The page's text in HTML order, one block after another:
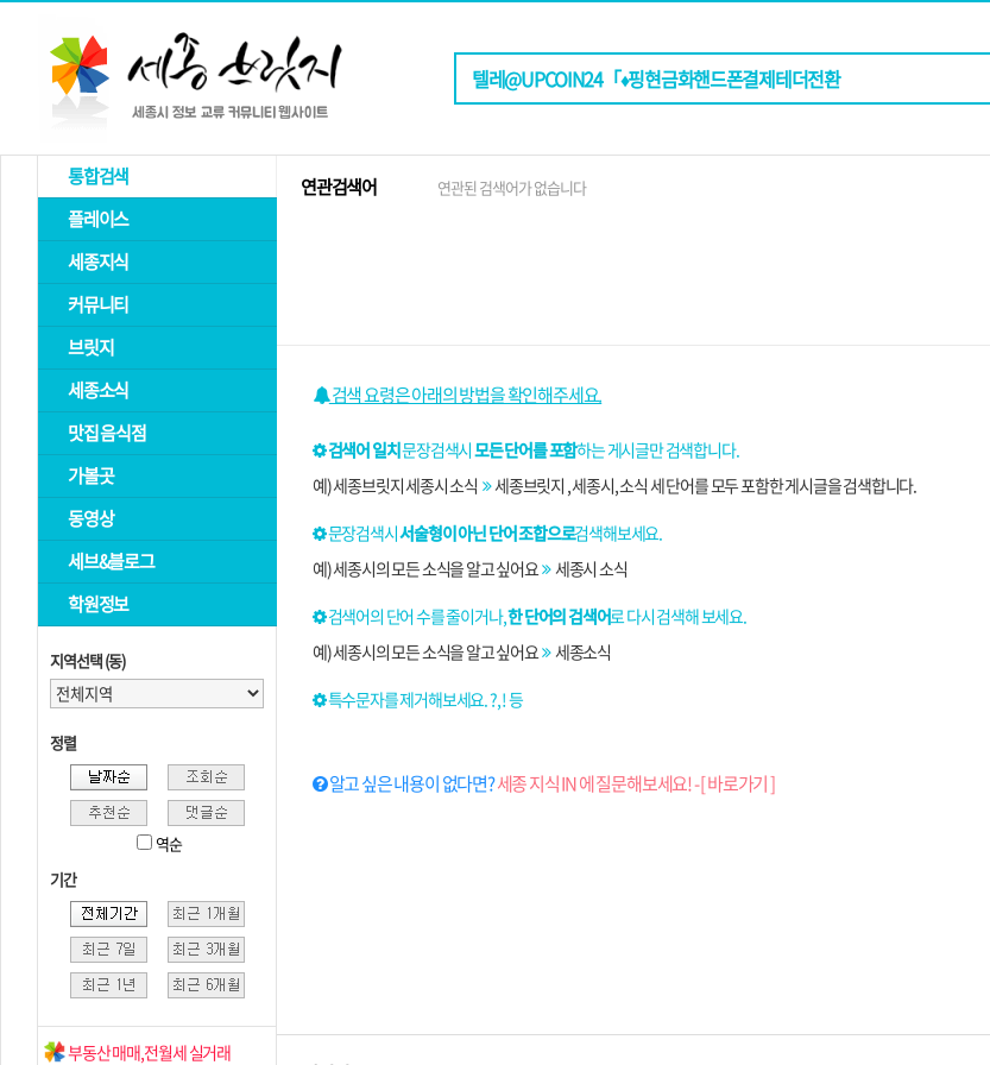
통합검색
플레이스
세종지식
커뮤니티
브릿지
세종소식
맛집 음식점
가볼곳
동영상
세브&블로그
학원정보
지역선택 (동)
정렬
역순
기간
부동산 매매,전월세 실거래
연관검색어 연관된 검색어가 없습니다
검색 요령은 아래의 방법을 확인해주세요.
검색어 일치문장검색시모든 단어를 포함하는 게시글만 검색합니다.
예) 세종브릿지 세종시 소식 세종브릿지 , 세종시, 소식 세 단어를 모두 포함한 게시글을 검색합니다.
문장검색시서술형이 아닌 단어 조합으로검색해보세요.
예) 세종시의 모든 소식을 알고 싶어요 세종시 소식
검색어의 단어 수를 줄이거나,한 단어의 검색어로 다시 검색해 보세요.
예) 세종시의 모든 소식을 알고 싶어요 세종소식
특수문자를 제거해보세요. ?, ! 등
알고 싶은 내용이 없다면?세종 지식 IN 에 질문해보세요! - [ 바로가기 ]